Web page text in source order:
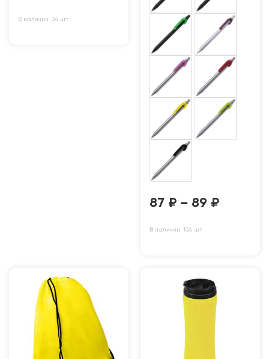
В наличии: 34 шт
87 ₽ – 89 ₽
В наличии: 106 шт